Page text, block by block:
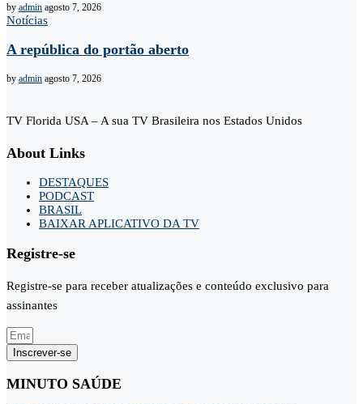
by admin agosto 7, 2026
Notícias
A república do portão aberto
by admin agosto 7, 2026
TV Florida USA – A sua TV Brasileira nos Estados Unidos
About Links
DESTAQUES
PODCAST
BRASIL
BAIXAR APLICATIVO DA TV
Registre-se
Registre-se para receber atualizações e conteúdo exclusivo para
assinantes
Inscrever-se
MINUTO SAÚDE